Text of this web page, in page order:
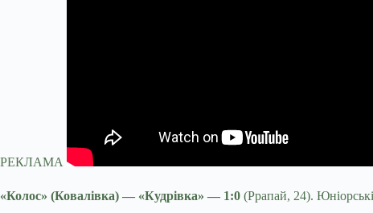
РЕКЛАМА
«Колос» (Ковалівка) — «Кудрівка» — 1:0 (Ррапай, 24).